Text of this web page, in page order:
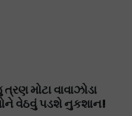
મોટા વાવાઝોડા
વેઠવું પડશે નુકશાન!